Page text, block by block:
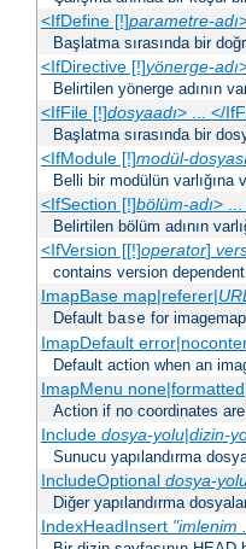
<IfDefine [!]parametre-adı
Başlatma sırasında bir
<IfDirective [!]yönerge-adı
Belirtilen yönerge adının
<IfFile [!]dosyaadı> ... </
Başlatma sırasında bir
<IfModule [!]modül-
Belli bir modülün
<IfSection [!]bölüm-adı> ...
Belirtilen bölüm adının
<IfVersion [[!]operator]
contains version
ImapBase map|referer|
Default base for
ImapDefault
Default action when an
ImapMenu
Action if no coordinates
Include dosya-yolu|dizin-
Sunucu yapılandırma
IncludeOptional dosya-
Diğer yapılandırma
IndexHeadInsert "imlenim